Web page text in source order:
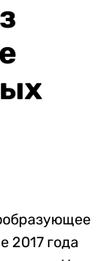
2017 года